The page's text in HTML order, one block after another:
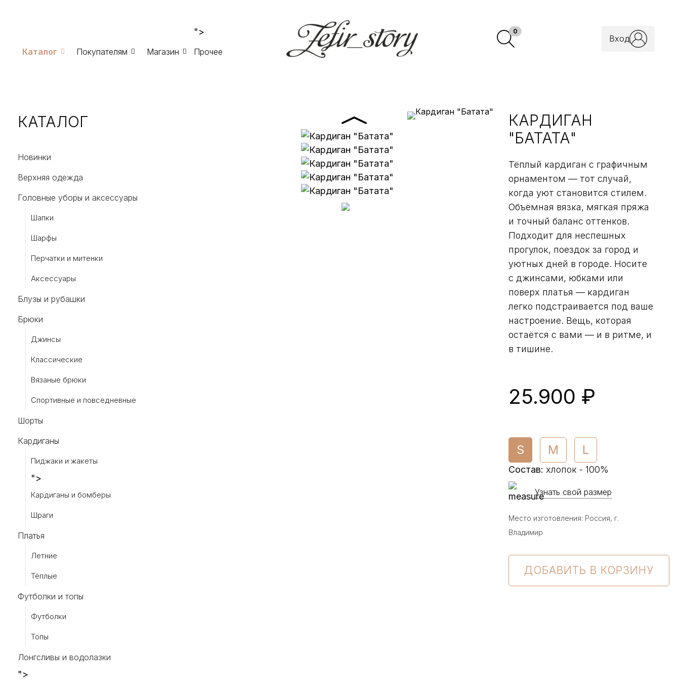
Каталог Покупателям Магазин
">
Прочее
0В корзину
Вход
КАТАЛОГ
Новинки
Верхняя одежда
Головные уборы и аксессуары
Шапки
Шарфы
Перчатки и митенки
Аксессуары
Блузы и рубашки
Брюки
Джинсы
Классические
Вязаные брюки
Спортивные и повседневные
Шорты
Кардиганы
Пиджаки и жакеты
">
Кардиганы и бомберы
Шраги
Платья
Летние
Тёплые
Футболки и топы
Футболки
Топы
Лонгсливы и водолазки
">
КАРДИГАН
"БАТАТА"
Тёплый кардиган с графичным
орнаментом — тот случай,
когда уют становится стилем.
Объёмная вязка, мягкая пряжа
и точный баланс оттенков.
Подходит для неспешных
прогулок, поездок за город и
уютных дней в городе. Носите
с джинсами, юбками или
поверх платья — кардиган
легко подстраивается под ваше
настроение. Вещь, которая
остаётся с вами — и в ритме, и
в тишине.
25.900 ₽
S M L
Состав: хлопок - 100%
Узнать свой размер
Место изготовления: Россия, г.
Владимир